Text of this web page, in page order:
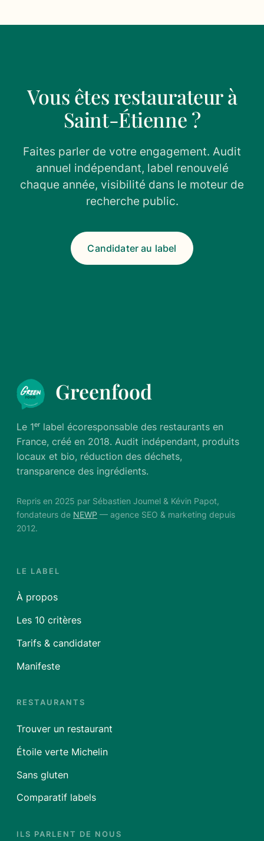
Vous êtes restaurateur à
Saint-Étienne ?
Faites parler de votre engagement. Audit
annuel indépendant, label renouvelé
chaque année, visibilité dans le moteur de
recherche public.
Candidater au label
Greenfood
Le 1ᵉʳ label écoresponsable des restaurants en
France, créé en 2018. Audit indépendant, produits
locaux et bio, réduction des déchets,
transparence des ingrédients.
Repris en 2025 par Sébastien Joumel & Kévin Papot,
fondateurs de NEWP — agence SEO & marketing depuis
2012.
LE LABEL
À propos
Les 10 critères
Tarifs & candidater
Manifeste
RESTAURANTS
Trouver un restaurant
Étoile verte Michelin
Sans gluten
Comparatif labels
ILS PARLENT DE NOUS